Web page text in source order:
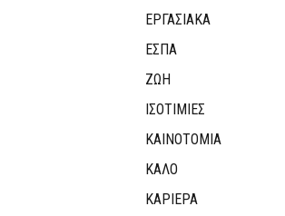
ΕΡΓΑΣΙΑΚΑ
ΕΣΠΑ
ΖΩΗ
ΙΣΟΤΙΜΙΕΣ
ΚΑΙΝΟΤΟΜΊΑ
ΚΑΛΟ
ΚΑΡΙΕΡΑ